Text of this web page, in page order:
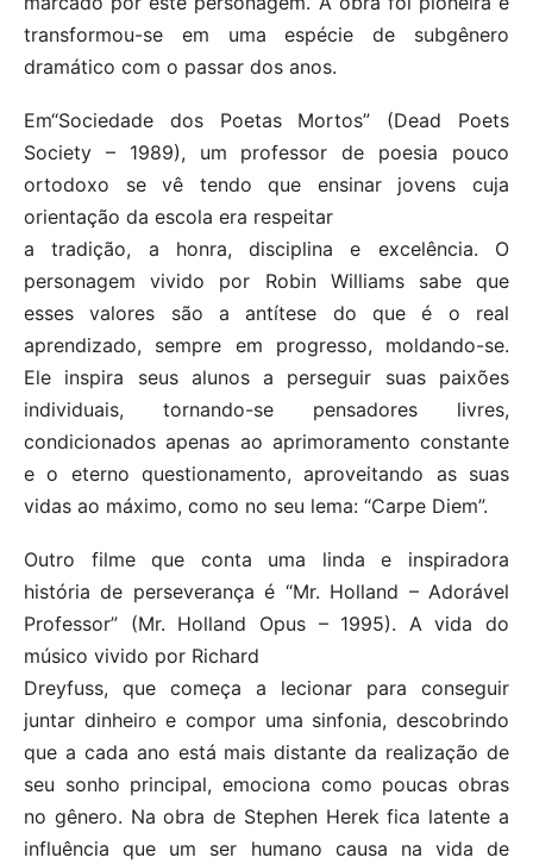
transformou-se em uma espécie de subgênero
dramático com o passar dos anos.
Em“Sociedade dos Poetas Mortos” (Dead Poets
Society – 1989), um professor de poesia pouco
ortodoxo se vê tendo que ensinar jovens cuja
orientação da escola era respeitar
a tradição, a honra, disciplina e excelência. O
personagem vivido por Robin Williams sabe que
esses valores são a antítese do que é o real
aprendizado, sempre em progresso, moldando-se.
Ele inspira seus alunos a perseguir suas paixões
individuais, tornando-se pensadores livres,
condicionados apenas ao aprimoramento constante
e o eterno questionamento, aproveitando as suas
vidas ao máximo, como no seu lema: “Carpe Diem”.
Outro filme que conta uma linda e inspiradora
história de perseverança é “Mr. Holland – Adorável
Professor” (Mr. Holland Opus – 1995). A vida do
músico vivido por Richard
Dreyfuss, que começa a lecionar para conseguir
juntar dinheiro e compor uma sinfonia, descobrindo
que a cada ano está mais distante da realização de
seu sonho principal, emociona como poucas obras
no gênero. Na obra de Stephen Herek fica latente a
influência que um ser humano causa na vida de